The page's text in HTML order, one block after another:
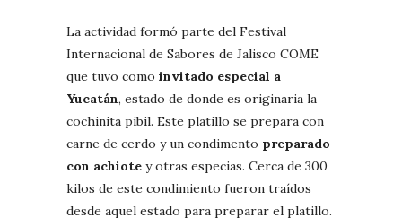
La actividad formó parte del Festival
Internacional de Sabores de Jalisco COME
que tuvo como invitado especial a
Yucatán, estado de donde es originaria la
cochinita pibil. Este platillo se prepara con
carne de cerdo y un condimento preparado
con achiote y otras especias. Cerca de 300
kilos de este condimiento fueron traídos
desde aquel estado para preparar el platillo.